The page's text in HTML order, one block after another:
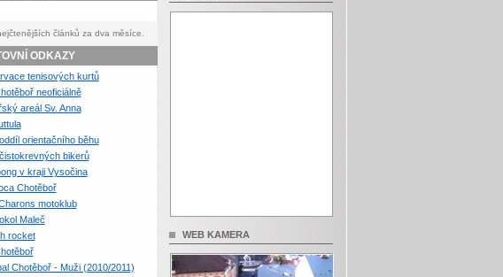
článků za dva měsíce.
ODKAZY
tenisových kurtů
neoficiálně
areál Sv. Anna
orientačního běhu
bikerů
v kraji Vysočina
Chotěboř
motoklub
Maleč
rocket
Chotěboř - Muži (2010/2011)
WEB KAMERA